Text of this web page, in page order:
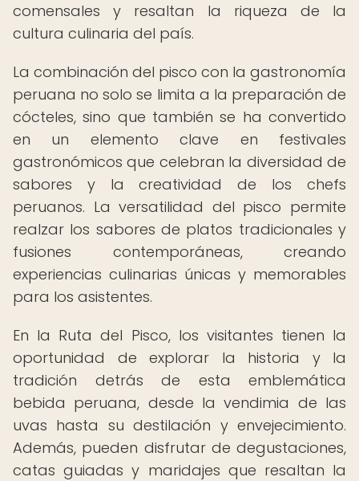
comensales y resaltan la riqueza de la
cultura culinaria del país.
La combinación del pisco con la gastronomía
peruana no solo se limita a la preparación de
cócteles, sino que también se ha convertido
en un elemento clave en festivales
gastronómicos que celebran la diversidad de
sabores y la creatividad de los chefs
peruanos. La versatilidad del pisco permite
realzar los sabores de platos tradicionales y
fusiones contemporáneas, creando
experiencias culinarias únicas y memorables
para los asistentes.
En la Ruta del Pisco, los visitantes tienen la
oportunidad de explorar la historia y la
tradición detrás de esta emblemática
bebida peruana, desde la vendimia de las
uvas hasta su destilación y envejecimiento.
Además, pueden disfrutar de degustaciones,
catas guiadas y maridajes que resaltan la